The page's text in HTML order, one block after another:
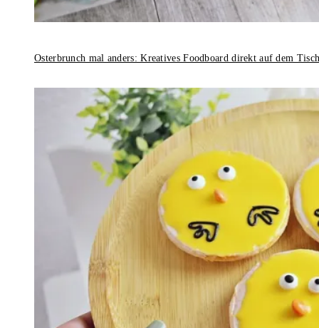
Osterbrunch mal anders: Kreatives Foodboard direkt auf dem